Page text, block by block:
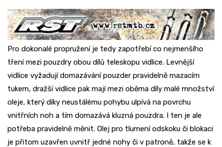
Pro dokonalé propružení je tedy zapotřebí co nejmenšího
tření mezi pouzdry obou dílů teleskopu vidlice. Levnější
vidlice vyžadují domazávání pouzder pravidelně mazacím
tukem, dražší vidlice pak mají mezi oběma díly malé množství
oleje, který díky neustálému pohybu ulpívá na povrchu
vnitřních noh a tím domazává kluzná pouzdra. I ten je ale
potřeba pravidelně měnit. Olej pro tlumení odskoku či blokaci
je přitom uzavřen uvnitř jedné nohy či v patroně, takže se k